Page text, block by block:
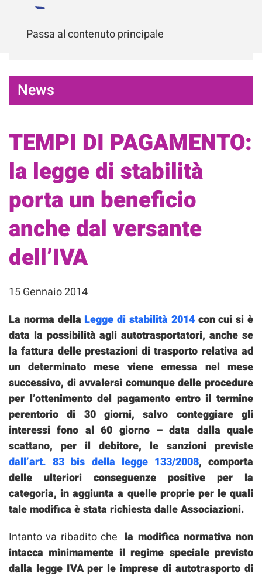
Passa al contenuto principale
News
TEMPI DI PAGAMENTO:
la legge di stabilità
porta un beneficio
anche dal versante
dell’IVA
15 Gennaio 2014
La norma della Legge di stabilità 2014 con cui si è
data la possibilità agli autotrasportatori, anche se
la fattura delle prestazioni di trasporto relativa ad
un determinato mese viene emessa nel mese
successivo, di avvalersi comunque delle procedure
per l’ottenimento del pagamento entro il termine
perentorio di 30 giorni, salvo conteggiare gli
interessi fono al 60 giorno – data dalla quale
scattano, per il debitore, le sanzioni previste
dall’art. 83 bis della legge 133/2008, comporta
delle ulteriori conseguenze positive per la
categoria, in aggiunta a quelle proprie per le quali
tale modifica è stata richiesta dalle Associazioni.
Intanto va ribadito che la modifica normativa non
intacca minimamente il regime speciale previsto
dalla legge IVA per le imprese di autotrasporto di